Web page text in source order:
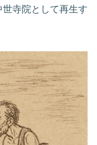
寺院として再生す